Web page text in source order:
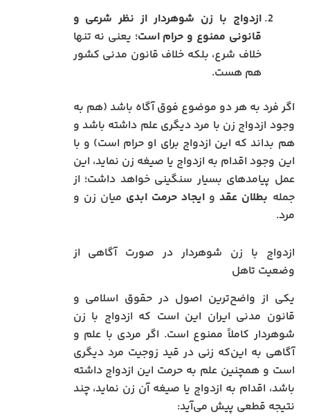
ازدواج با زن شوهردار از نظر شرعی و
قانونی ممنوع و حرام است؛ یعنی نه تنها
خلاف شرع، بلکه خلاف قانون مدنی کشور
هم هست.
اگر فرد به هر دو موضوع فوق آگاه باشد (هم به
وجود ازدواج زن با مرد دیگری علم داشته باشد و
هم بداند که این ازدواج برای او حرام است) و با
این وجود اقدام به ازدواج یا صیغه زن نماید، این
عمل پیامدهای بسیار سنگینی خواهد داشت؛ از
جمله بطلان عقدو ایجاد حرمت ابدی میان زن و
مرد.
ازدواج با زن شوهردار در صورت آگاهی از
وضعیت تاهل
یکی از واضح‌ترین اصول در حقوق اسلامی و
قانون مدنی ایران این است که ازدواج با زن
شوهردار کاملاً ممنوع است. اگر مردی با علم و
آگاهی به این‌که زنی در قید زوجیت مرد دیگری
است و همچنین علم به حرمت این ازدواج داشته
باشد، اقدام به ازدواج یا صیغه آن زن نماید، چند
نتیجه قطعی پیش می‌آید: